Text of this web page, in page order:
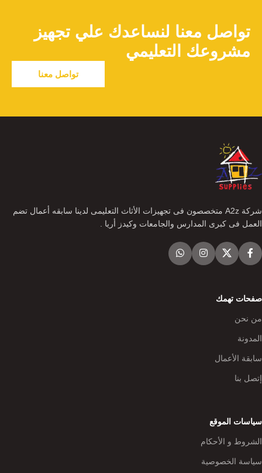
تواصل معنا لنساعدك علي تجهيز
مشروعك التعليمي
تواصل معنا
شركة A2z متخصصون فى تجهيزات الأثاث التعليمى لدينا سابقه أعمال تضم
العمل فى كبرى المدارس والجامعات وكيدز أريا .
صفحات تهمك
من نحن
المدونة
سابقة الأعمال
إتصل بنا
سياسات الموقع
الشروط و الأحكام
سياسة الخصوصية